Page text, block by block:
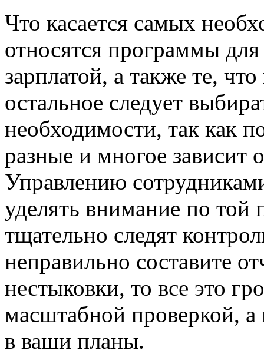
Что касается самых
относятся программы
зарплатой, а также те,
остальное следует
необходимости, так как
разные и многое зависит
Управлению
уделять внимание по той
тщательно следят
неправильно составите
нестыковки, то все это
масштабной проверкой, а
в ваши планы.